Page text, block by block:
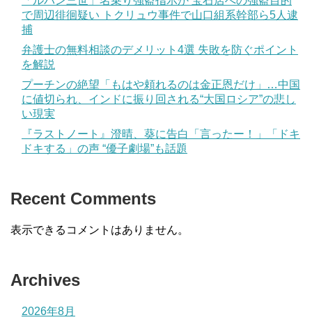
で周辺徘徊疑い トクリュウ事件で山口組系幹部ら5人逮
捕
弁護士の無料相談のデメリット4選 失敗を防ぐポイント
を解説
プーチンの絶望「もはや頼れるのは金正恩だけ」…中国
に値切られ、インドに振り回される“大国ロシア”の悲し
い現実
『ラストノート』澄晴、葵に告白「言ったー！」「ドキ
ドキする」の声 “優子劇場”も話題
Recent Comments
表示できるコメントはありません。
Archives
2026年8月